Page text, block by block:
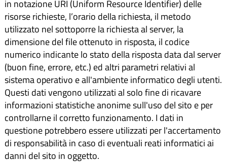
in notazione URI (Uniform Resource Identifier) delle
risorse richieste, l’orario della richiesta, il metodo
utilizzato nel sottoporre la richiesta al server, la
dimensione del file ottenuto in risposta, il codice
numerico indicante lo stato della risposta data dal server
(buon fine, errore, etc.) ed altri parametri relativi al
sistema operativo e all'ambiente informatico degli utenti.
Questi dati vengono utilizzati al solo fine di ricavare
informazioni statistiche anonime sull'uso del sito e per
controllarne il corretto funzionamento. I dati in
questione potrebbero essere utilizzati per l'accertamento
di responsabilità in caso di eventuali reati informatici ai
danni del sito in oggetto.